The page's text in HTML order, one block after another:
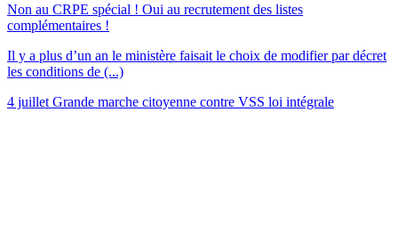
Non au CRPE spécial ! Oui au recrutement des listes
complémentaires !
Il y a plus d’un an le ministère faisait le choix de modifier par décret
les conditions de (...)
4 juillet Grande marche citoyenne contre VSS loi intégrale